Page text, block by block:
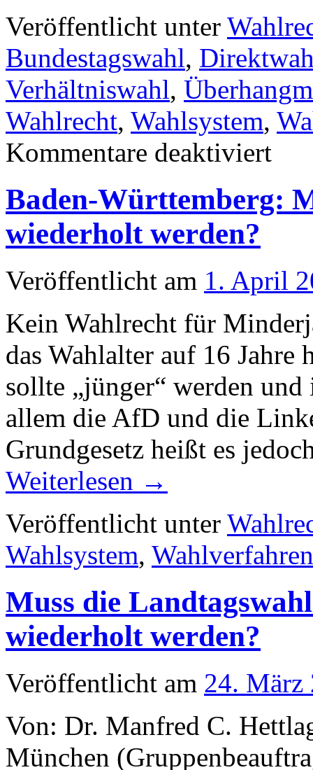
Veröffentlicht unter
Bundestagswahl,
Verhältniswahl,
Wahlrecht, Wahlsystem,
Kommentare deaktiviert
/
Unsere
Baden-Württemberg:
wiederholt werden?
Veröffentlicht am 1. April
Kein Wahlrecht für
das Wahlalter auf 16 Jahre
sollte „jünger“ werden
allem die AfD und die
Grundgesetz heißt es
Weiterlesen →
Veröffentlicht unter
Wahlsystem, Wahlverfahren
Muss die
wiederholt werden?
Veröffentlicht am 24. März
Von: Dr. Manfred C.
München